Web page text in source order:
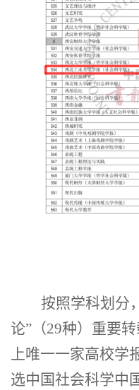
按照学科划分
论” （29种）重要
上唯一一家高校学
选中国社会科学中